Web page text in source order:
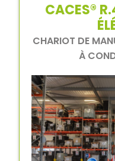
CACES®
CHARIOT DE
À